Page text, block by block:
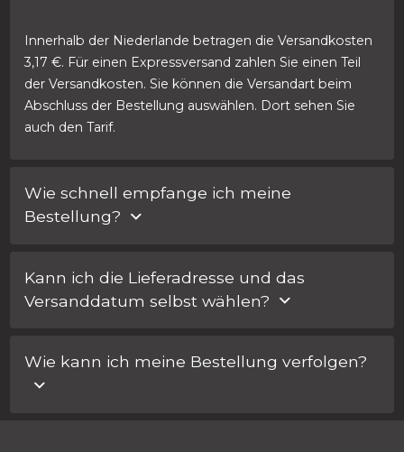
Innerhalb der Niederlande betragen die Versandkosten
3,17 €. Für einen Expressversand zahlen Sie einen Teil
der Versandkosten. Sie können die Versandart beim
Abschluss der Bestellung auswählen. Dort sehen Sie
auch den Tarif.
Wie schnell empfange ich meine
Bestellung?
Sie können die Versandmethode wählen, wenn Sie eine
einen Teil der Versandkosten.
Kann ich die Lieferadresse und das
Versanddatum selbst wählen?
Ja, das ist möglich! Sonderwünsche können beim
Abschluss Ihrer Bestellung im Feld „Anmerkungen für
Wie kann ich meine Bestellung verfolgen?